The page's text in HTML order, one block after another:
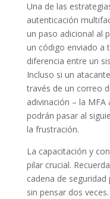
Una de las
autenticación
un paso adicional al
un código enviado a
diferencia entre un
Incluso si un
través de un correo
adivinación – la
podrán pasar al
la frustración.
La capacitación y
pilar crucial.
cadena de
sin pensar dos